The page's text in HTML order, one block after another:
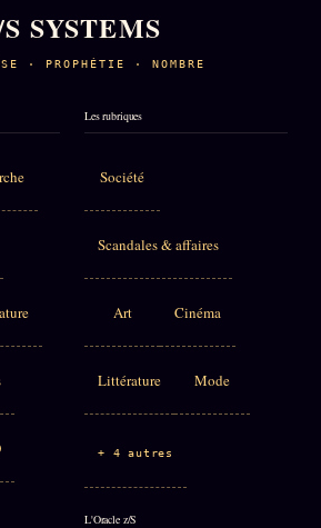
SYSTEMS
· PROPHÉTIE · NOMBRE
Les rubriques
Société
Scandales & affaires
Art Cinéma
Littérature Mode
+ 4 autres
L'Oracle z/S